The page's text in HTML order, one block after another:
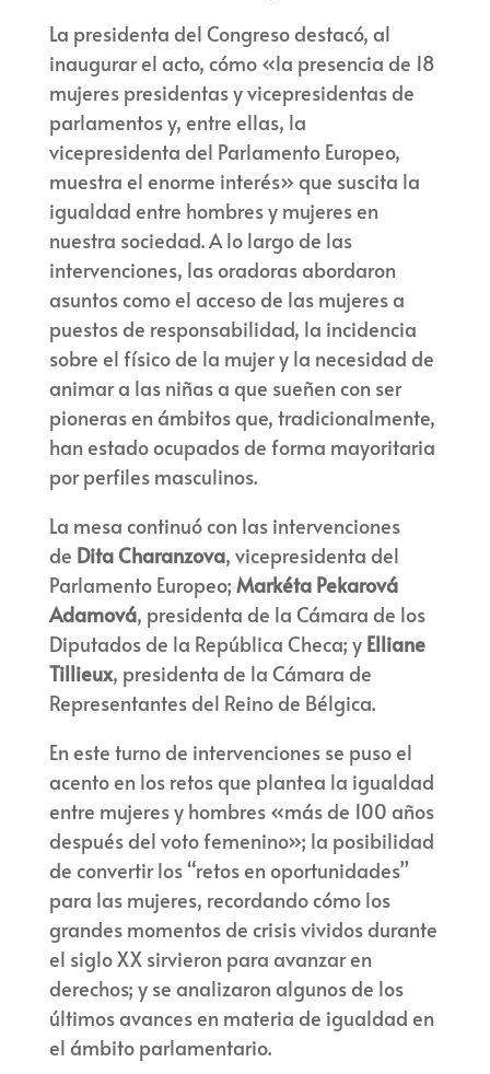
La presidenta del Congreso destacó, al
inaugurar el acto, cómo «la presencia de 18
mujeres presidentas y vicepresidentas de
parlamentos y, entre ellas, la
vicepresidenta del Parlamento Europeo,
muestra el enorme interés» que suscita la
igualdad entre hombres y mujeres en
nuestra sociedad. A lo largo de las
intervenciones, las oradoras abordaron
asuntos como el acceso de las mujeres a
puestos de responsabilidad, la incidencia
sobre el físico de la mujer y la necesidad de
animar a las niñas a que sueñen con ser
pioneras en ámbitos que, tradicionalmente,
han estado ocupados de forma mayoritaria
por perfiles masculinos.
La mesa continuó con las intervenciones
de Dita Charanzova, vicepresidenta del
Parlamento Europeo; Markéta Pekarová
Adamová, presidenta de la Cámara de los
Diputados de la República Checa; y Elliane
Tillieux, presidenta de la Cámara de
Representantes del Reino de Bélgica.
En este turno de intervenciones se puso el
acento en los retos que plantea la igualdad
entre mujeres y hombres «más de 100 años
después del voto femenino»; la posibilidad
de convertir los “retos en oportunidades”
para las mujeres, recordando cómo los
grandes momentos de crisis vividos durante
el siglo XX sirvieron para avanzar en
derechos; y se analizaron algunos de los
últimos avances en materia de igualdad en
el ámbito parlamentario.